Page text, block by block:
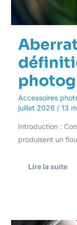
Accessoires
juillet 2026 / 13
Introduction :
produisent un
Lire la suite